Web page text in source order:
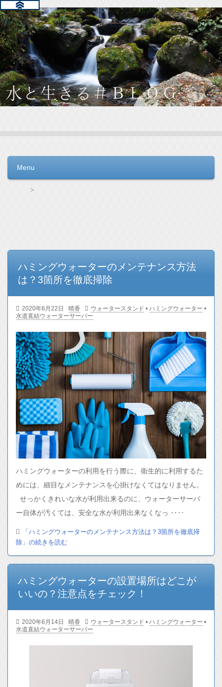
Menu
コンテンツへ移動
ハミングウォーターのメンテナンス方法
は？3箇所を徹底掃除
2020年6月22日 晴香 ウォータースタンド • ハミングウォーター •
水道直結ウォーターサーバー
ハミングウォーターの利用を行う際に、衛生的に利用するた
めには、細目なメンテナンスを心掛けなくてはなりません。
せっかくきれいな水が利用出来るのに、ウォーターサーバ
ー自体が汚くては、安全な水が利用出来なくなっ ‥‥
「ハミングウォーターのメンテナンス方法は？3箇所を徹底掃
除」の続きを読む
ハミングウォーターの設置場所はどこが
いいの？注意点をチェック！
2020年6月14日 晴香 ウォータースタンド • ハミングウォーター •
水道直結ウォーターサーバー